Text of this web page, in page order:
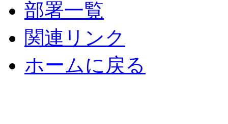
部署一覧
関連リンク
ホームに戻る